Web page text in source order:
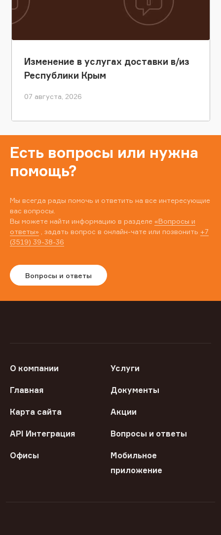
Изменение в услугах доставки в/из
Республики Крым
07 августа, 2026
Есть вопросы или нужна
помощь?
Мы всегда рады помочь и ответить на все интересующие
вас вопросы.
Вы можете найти информацию в разделе «Вопросы и
ответы» , задать вопрос в онлайн-чате или позвонить +7
(3519) 39-38-36
Вопросы и ответы
О компании Услуги
Главная Документы
Карта сайта Акции
API Интеграция Вопросы и ответы
Офисы
Мобильное
приложение